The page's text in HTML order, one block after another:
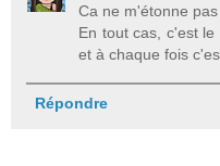
Ca ne m'étonne
En tout cas, c'est
et à chaque fois
Répondre